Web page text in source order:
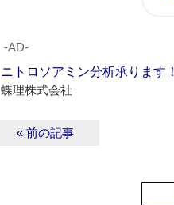
‐AD‐
ニトロソアミン分析承りま
蝶理株式会社
« 前の記事